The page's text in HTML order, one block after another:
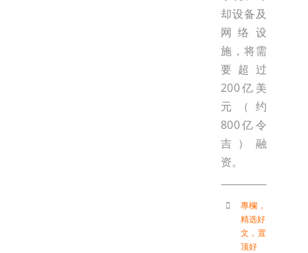
却设备及
网络设
施，将需
要超过
200亿美
元（约
800亿令
吉）融
资。
專欄 ，
精选好
文 ， 置
顶好